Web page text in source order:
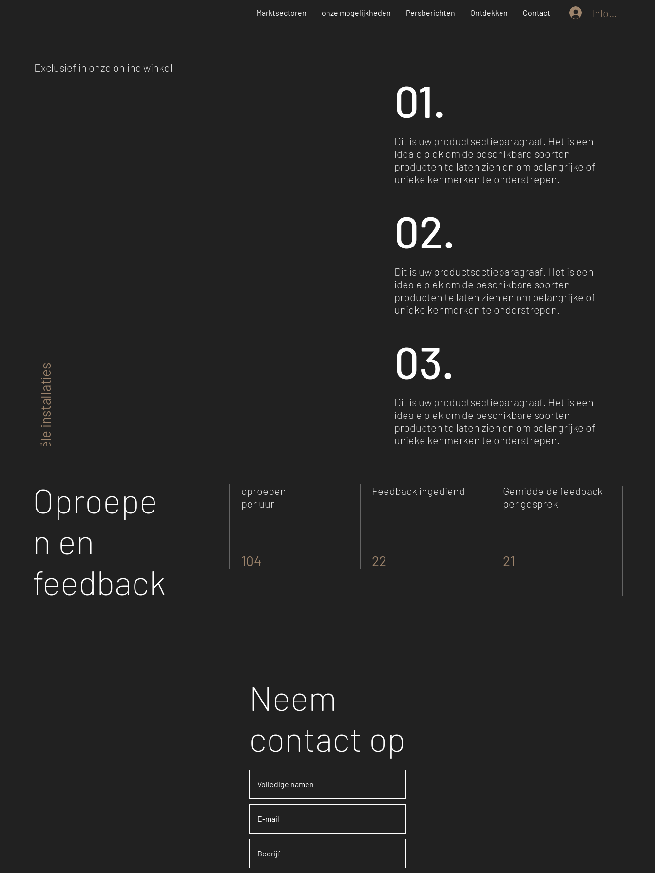
Marktsectoren onze mogelijkheden Persberichten Ontdekken Contact Inloggen
Investments
Exclusief in onze online winkel
Industriële installaties
01.
Dit is uw productsectieparagraaf. Het is een
ideale plek om de beschikbare soorten
producten te laten zien en om belangrijke of
unieke kenmerken te onderstrepen.
02.
Dit is uw productsectieparagraaf. Het is een
ideale plek om de beschikbare soorten
producten te laten zien en om belangrijke of
unieke kenmerken te onderstrepen.
03.
Dit is uw productsectieparagraaf. Het is een
ideale plek om de beschikbare soorten
producten te laten zien en om belangrijke of
unieke kenmerken te onderstrepen.
Oproepe
n en
feedback
oproepen
per uur
104
Feedback ingediend
22
Gemiddelde feedback
per gesprek
21
Neem
contact op